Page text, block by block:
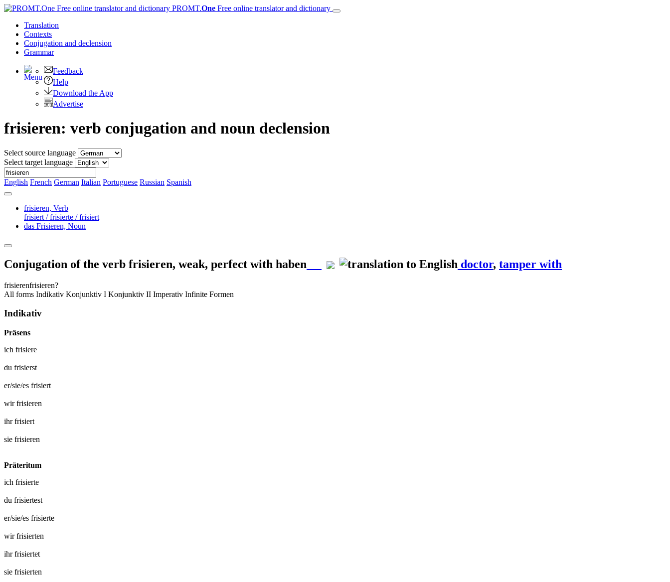
PROMT.One Free online translator and dictionary
Translation
Contexts
Conjugation and declension
Grammar
Feedback
Help
Download the App
Advertise
frisieren: verb conjugation and noun declension
Select source language
Select target language
English French German Italian Portuguese Russian Spanish
frisieren, Verb
frisiert / frisierte / frisiert
das Frisieren, Noun
Conjugation of the verb frisieren, weak, perfect with haben doctor, tamper with
frisierenfrisieren?
All forms Indikativ Konjunktiv I Konjunktiv II Imperativ Infinite Formen
Indikativ
Präsens
ich frisiere
du frisierst
er/sie/es frisiert
wirfrisieren
ihrfrisiert
sie frisieren
Präteritum
ich frisierte
du frisiertest
er/sie/es frisierte
wirfrisierten
ihrfrisiertet
sie frisierten